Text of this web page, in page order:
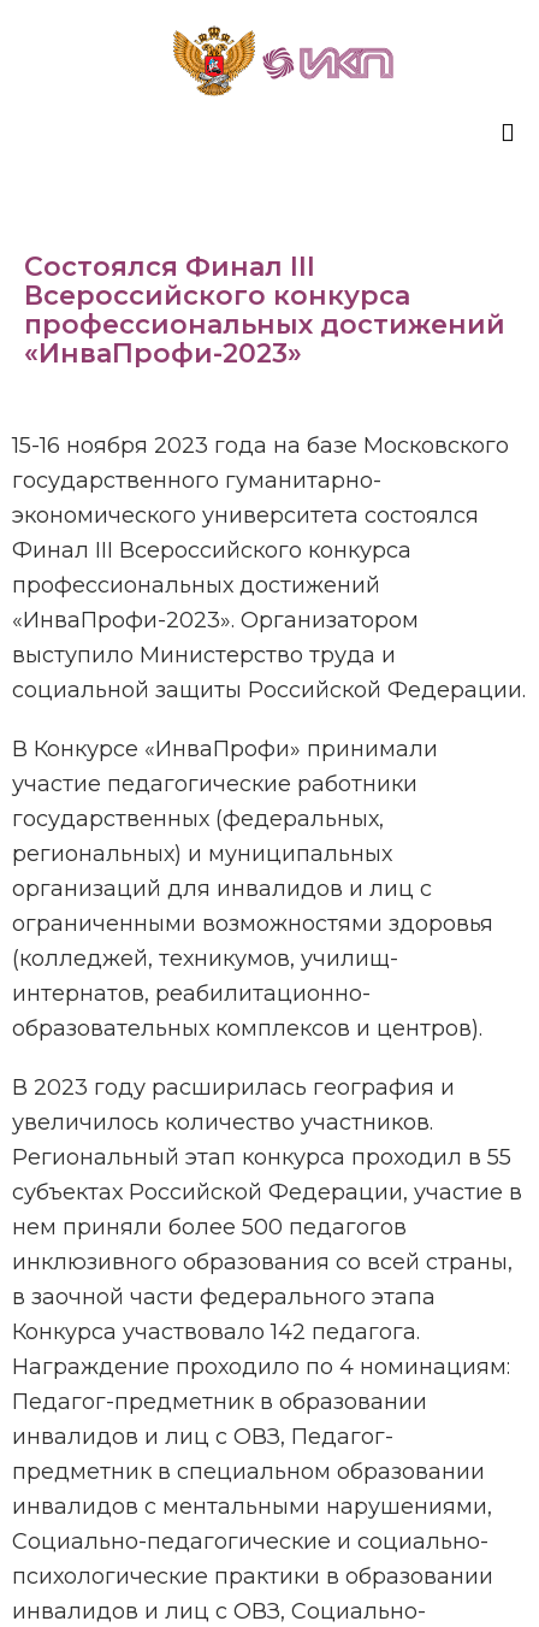
Состоялся Финал III
Всероссийского конкурса
профессиональных достижений
«ИнваПрофи-2023»
15-16 ноября 2023 года на базе Московского
государственного гуманитарно-
экономического университета состоялся
Финал III Всероссийского конкурса
профессиональных достижений
«ИнваПрофи-2023». Организатором
выступило Министерство труда и
социальной защиты Российской Федерации.
В Конкурсе «ИнваПрофи» принимали
участие педагогические работники
государственных (федеральных,
региональных) и муниципальных
организаций для инвалидов и лиц с
ограниченными возможностями здоровья
(колледжей, техникумов, училищ-
интернатов, реабилитационно-
образовательных комплексов и центров).
В 2023 году расширилась география и
увеличилось количество участников.
Региональный этап конкурса проходил в 55
субъектах Российской Федерации, участие в
нем приняли более 500 педагогов
инклюзивного образования со всей страны,
в заочной части федерального этапа
Конкурса участвовало 142 педагога.
Награждение проходило по 4 номинациям:
Педагог-предметник в образовании
инвалидов и лиц с ОВЗ, Педагог-
предметник в специальном образовании
инвалидов с ментальными нарушениями,
Социально-педагогические и социально-
психологические практики в образовании
инвалидов и лиц с ОВЗ, Социально-